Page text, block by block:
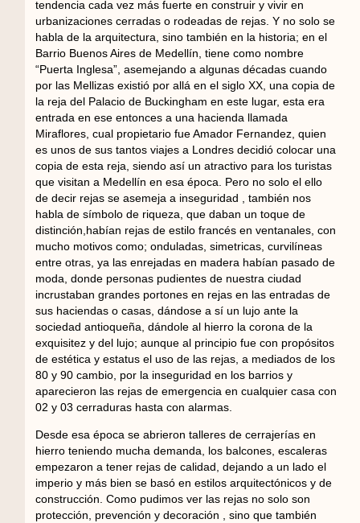
tendencia cada vez más fuerte en construir y vivir en
urbanizaciones cerradas o rodeadas de rejas. Y no solo se
habla de la arquitectura, sino también en la historia; en el
Barrio Buenos Aires de Medellín, tiene como nombre
“Puerta Inglesa”, asemejando a algunas décadas cuando
por las Mellizas existió por allá en el siglo XX, una copia de
la reja del Palacio de Buckingham en este lugar, esta era
entrada en ese entonces a una hacienda llamada
Miraflores, cual propietario fue Amador Fernandez, quien
es unos de sus tantos viajes a Londres decidió colocar una
copia de esta reja, siendo así un atractivo para los turistas
que visitan a Medellín en esa época. Pero no solo el ello
de decir rejas se asemeja a inseguridad , también nos
habla de símbolo de riqueza, que daban un toque de
distinción,habían rejas de estilo francés en ventanales, con
mucho motivos como; onduladas, simetricas, curvilíneas
entre otras, ya las enrejadas en madera habían pasado de
moda, donde personas pudientes de nuestra ciudad
incrustaban grandes portones en rejas en las entradas de
sus haciendas o casas, dándose a sí un lujo ante la
sociedad antioqueña, dándole al hierro la corona de la
exquisitez y del lujo; aunque al principio fue con propósitos
de estética y estatus el uso de las rejas, a mediados de los
80 y 90 cambio, por la inseguridad en los barrios y
aparecieron las rejas de emergencia en cualquier casa con
02 y 03 cerraduras hasta con alarmas.
Desde esa época se abrieron talleres de cerrajerías en
hierro teniendo mucha demanda, los balcones, escaleras
empezaron a tener rejas de calidad, dejando a un lado el
imperio y más bien se basó en estilos arquitectónicos y de
construcción. Como pudimos ver las rejas no solo son
protección, prevención y decoración , sino que también